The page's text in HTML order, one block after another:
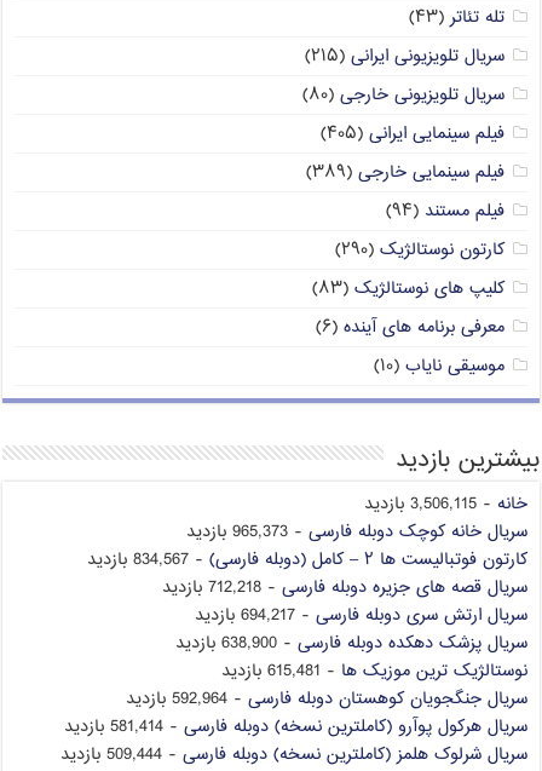
تله تئاتر (۴۳)
سریال تلویزیونی ایرانی (۲۱۵)
سریال تلویزیونی خارجی (۸۰)
فیلم سینمایی ایرانی (۴۰۵)
فیلم سینمایی خارجی (۳۸۹)
فیلم مستند (۹۴)
کارتون نوستالژیک (۲۹۰)
کلیپ های نوستالژیک (۸۳)
معرفی برنامه های آینده (۶)
موسیقی نایاب (۱۰)
بیشترین بازدید
خانه - 3,506,115 بازدید
سریال خانه کوچک دوبله فارسی - 965,373 بازدید
کارتون فوتبالیست ها ۲ – کامل (دوبله فارسی)
- 834,567 بازدید
سریال قصه های جزیره دوبله فارسی - 712,218 بازدید
سریال ارتش سری دوبله فارسی - 694,217 بازدید
سریال پزشک دهکده دوبله فارسی - 638,900 بازدید
نوستالژیک ترین موزیک ها - 615,481 بازدید
سریال جنگجویان کوهستان دوبله فارسی - 592,964 بازدید
سریال هرکول پوآرو (کاملترین نسخه) دوبله فارسی - 581,414 بازدید
سریال شرلوک هلمز (کاملترین نسخه) دوبله فارسی - 509,444 بازدید